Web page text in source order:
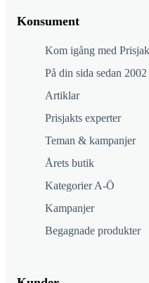
Konsument
Kom igång med
På din sida sedan 2002
Artiklar
Prisjakts experter
Teman & kampanjer
Årets butik
Kategorier A-Ö
Kampanjer
Begagnade produkter